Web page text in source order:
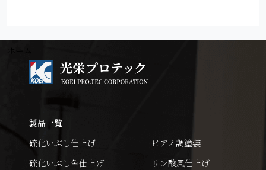
製品一覧
硫化いぶし仕上げ
硫化いぶし色仕上げ
ピアノ調塗装
リン酸風仕上げ